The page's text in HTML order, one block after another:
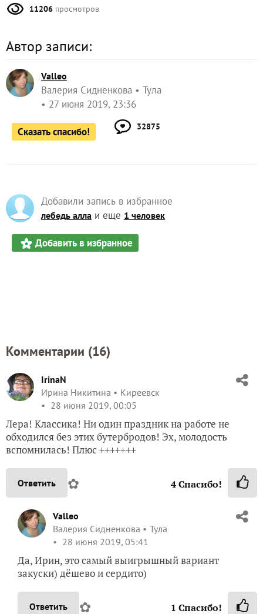
11206 просмотров
Автор записи:
Valleo
Валерия Сидненкова
Тула
27 июня 2019, 23:36
Сказать спасибо! 32875
Добавили запись в избранное
лебедь алла и еще 1 человек
Добавить в избранное
Комментарии (16)
IrinaN
Ирина Никитина
Киреевск
28 июня 2019, 00:05
Лера! Классика! Ни один праздник на работе не
обходился без этих бутербродов! Эх, молодость
вспомнилась! Плюс +++++++
Ответить ✿ 4Спасибо!
Valleo
Валерия Сидненкова
Тула
28 июня 2019, 05:41
Да, Ирин, это самый выигрышный вариант
закуски) дёшево и сердито)
Ответить ✿ 1 Спасибо!